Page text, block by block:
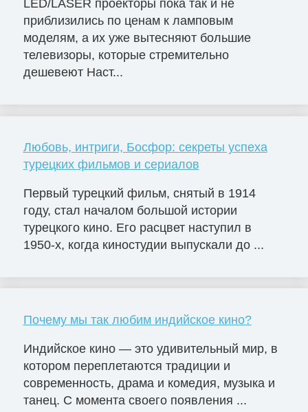
LED/LASER проекторы пока так и не
приблизились по ценам к ламповым
моделям, а их уже вытесняют большие
телевизоры, которые стремительно
дешевеют Наст...
Любовь, интриги, Босфор: секреты успеха
турецких фильмов и сериалов
Первый турецкий фильм, снятый в 1914
году, стал началом большой истории
турецкого кино. Его расцвет наступил в
1950-х, когда киностудии выпускали до ...
Почему мы так любим индийское кино?
Индийское кино — это удивительный мир, в
котором переплетаются традиции и
современность, драма и комедия, музыка и
танец. С момента своего появления ...